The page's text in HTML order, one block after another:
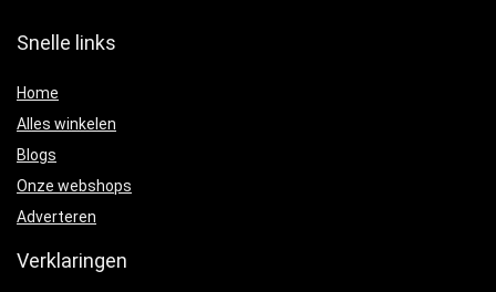
Snelle links
Home
Alles winkelen
Blogs
Onze webshops
Adverteren
Verklaringen